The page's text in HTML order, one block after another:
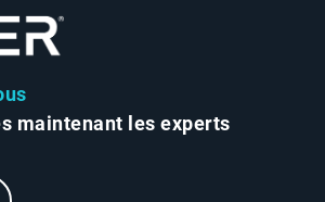
maintenant les experts